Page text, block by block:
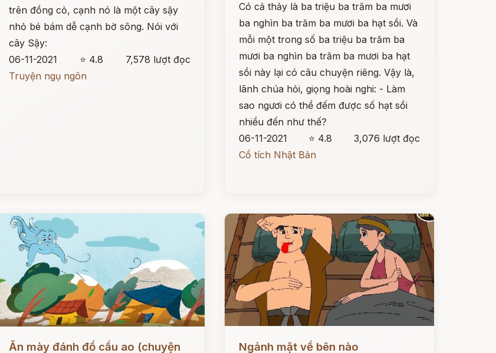
trên đồng cỏ, cạnh nó là một cây sậy
nhỏ bé bám dễ cạnh bờ sông. Nói với
cây Sậy:
06-11-2021
⭐ 4.8
7,578 lượt đọc
Truyện ngụ ngôn
Có cả thảy là ba triệu ba trăm ba mươi
ba nghìn ba trăm ba mươi ba hạt sồi. Và
mỗi một trong số ba triệu ba trăm ba
mươi ba nghìn ba trăm ba mươi ba hạt
sồi này lại có câu chuyện riêng. Vậy là,
lãnh chúa hỏi, giọng hoài nghi: - Làm
sao ngươi có thể đếm được số hạt sồi
nhiều đến như thế?
06-11-2021
⭐ 4.8
3,076 lượt đọc
Cổ tích Nhật Bản
Đọc ngay
Ăn mày đánh đổ cầu ao (chuyện Ngảnh mặt về bên nào